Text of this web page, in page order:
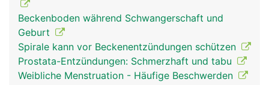
gleichmässig auf die Oberschenkelknochen verteilt
und dadurch die aufrechte Haltung und ein
sicherer Stand ermöglicht. Wirbelsäule, Becken
und Beine sind durch viele verschiedene Bänder
und Muskeln miteinander verbunden. Sie geben
dem Beckengürtel zusätzliche Festigkeit und
Beckenboden während Schwangerschaft und
Geburt
Spirale kann vor Beckenentzündungen schützen
Prostata-Entzündungen: Schmerzhaft und tabu
Weibliche Menstruation - Häufige Beschwerden